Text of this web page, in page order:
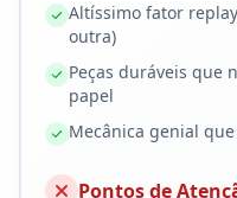
Altíssimo fator
outra)
Peças duráveis que
papel
Mecânica genial
Pontos de